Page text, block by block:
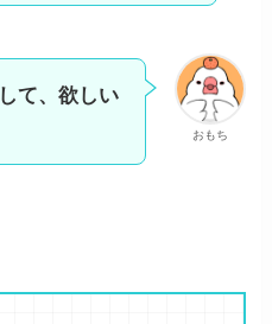
おもち
て、欲しい